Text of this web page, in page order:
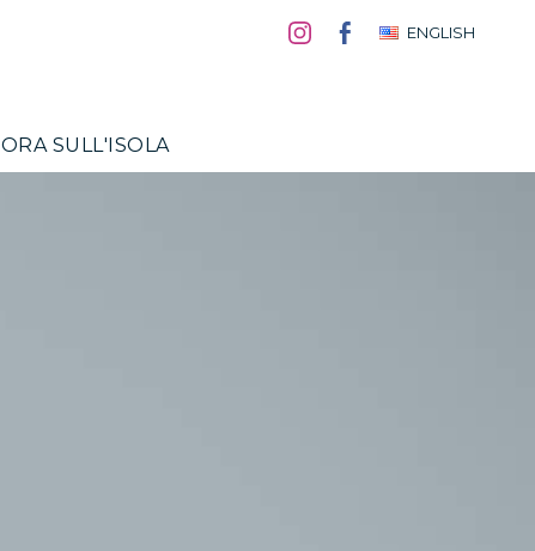
ORA SULL'ISOLA
ENGLISH